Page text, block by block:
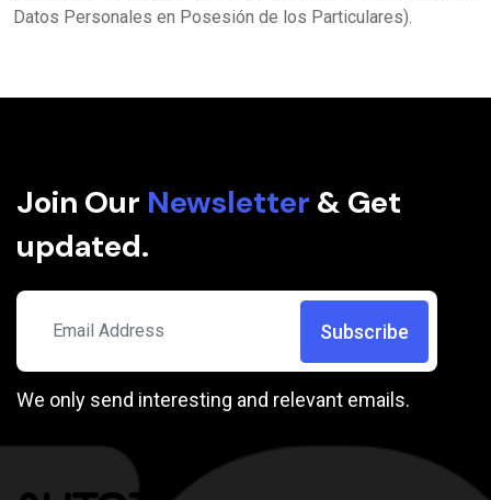
Datos Personales en Posesión de los Particulares).
Join Our Newsletter & Get
updated.
Subscribe
We only send interesting and relevant emails.